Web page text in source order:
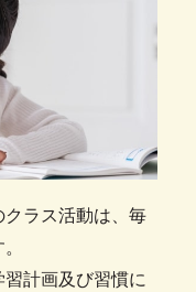
ラス活動は、毎
計画及び習慣に